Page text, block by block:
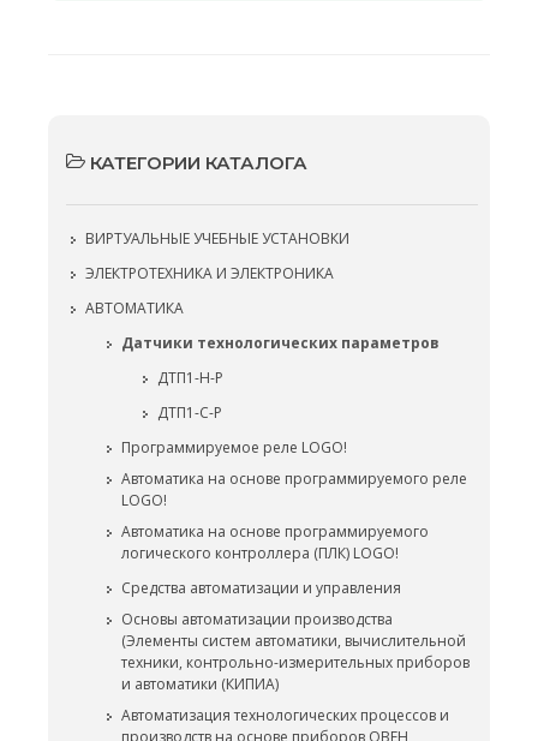
КАТЕГОРИИ КАТАЛОГА
ВИРТУАЛЬНЫЕ УЧЕБНЫЕ УСТАНОВКИ
ЭЛЕКТРОТЕХНИКА И ЭЛЕКТРОНИКА
АВТОМАТИКА
Датчики технологических параметров
ДТП1-Н-Р
ДТП1-С-Р
Программируемое реле LOGO!
Автоматика на основе программируемого реле
LOGO!
Автоматика на основе программируемого
логического контроллера (ПЛК) LOGO!
Средства автоматизации и управления
Основы автоматизации производства
(Элементы систем автоматики, вычислительной
техники, контрольно-измерительных приборов
и автоматики (КИПИА)
Автоматизация технологических процессов и
производств на основе приборов ОВЕН